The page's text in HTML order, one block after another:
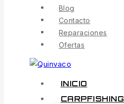
Blog
Contacto
Reparaciones
Ofertas
INICIO
CARPFISHING